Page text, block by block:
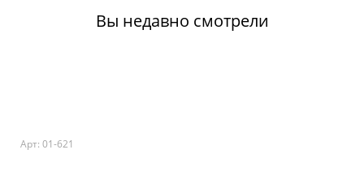
Вы недавно смотрели
Арт: 01-621